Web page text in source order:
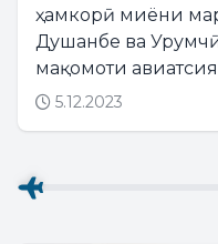
ҳамкорӣ миёни
Душанбе ва
мақомоти
Мардумии Чин ба
5.12.2023